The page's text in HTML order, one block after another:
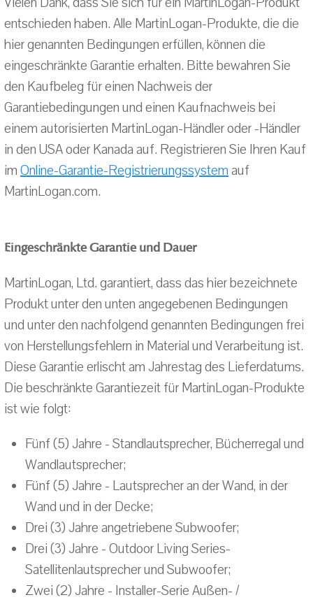
entschieden haben. Alle MartinLogan-Produkte, die die
hier genannten Bedingungen erfüllen, können die
eingeschränkte Garantie erhalten. Bitte bewahren Sie
den Kaufbeleg für einen Nachweis der
Garantiebedingungen und einen Kaufnachweis bei
einem autorisierten MartinLogan-Händler oder -Händler
in den USA oder Kanada auf. Registrieren Sie Ihren Kauf
imOnline-Garantie-Registrierungssystemauf
MartinLogan.com.
Eingeschränkte Garantie und Dauer
MartinLogan, Ltd. garantiert, dass das hier bezeichnete
Produkt unter den unten angegebenen Bedingungen
und unter den nachfolgend genannten Bedingungen frei
von Herstellungsfehlern in Material und Verarbeitung ist.
Diese Garantie erlischt am Jahrestag des Lieferdatums.
Die beschränkte Garantiezeit für MartinLogan-Produkte
ist wie folgt:
Fünf (5) Jahre - Standlautsprecher, Bücherregal und
Wandlautsprecher;
Fünf (5) Jahre - Lautsprecher an der Wand, in der
Wand und in der Decke;
Drei (3) Jahre angetriebene Subwoofer;
Drei (3) Jahre - Outdoor Living Series-
Satellitenlautsprecher und Subwoofer;
Zwei (2) Jahre - Installer-Serie Außen- /